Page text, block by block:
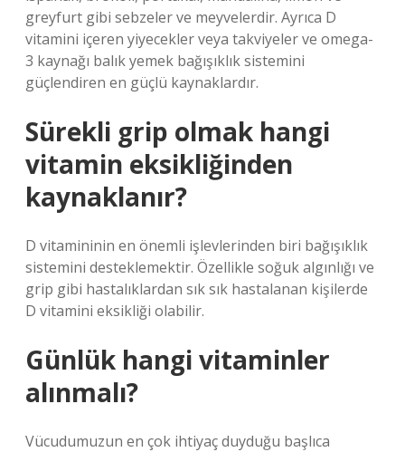
greyfurt gibi sebzeler ve meyvelerdir. Ayrıca D
vitamini içeren yiyecekler veya takviyeler ve omega-
3 kaynağı balık yemek bağışıklık sistemini
güçlendiren en güçlü kaynaklardır.
Sürekli grip olmak hangi
vitamin eksikliğinden
kaynaklanır?
D vitamininin en önemli işlevlerinden biri bağışıklık
sistemini desteklemektir. Özellikle soğuk algınlığı ve
grip gibi hastalıklardan sık sık hastalanan kişilerde
D vitamini eksikliği olabilir.
Günlük hangi vitaminler
alınmalı?
Vücudumuzun en çok ihtiyaç duyduğu başlıca